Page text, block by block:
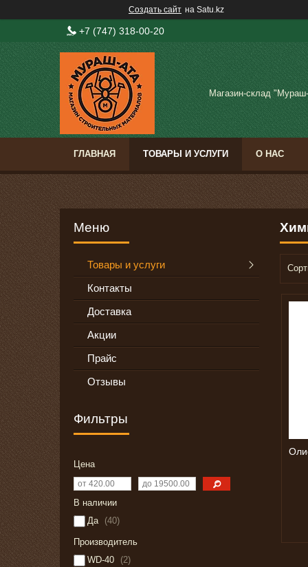
Создать сайт на Satu.kz
+7 (747) 318-00-20
Магазин-склад
ГЛАВНАЯ ТОВАРЫ И УСЛУГИ О НАС
Товары и услуги
Контакты
Доставка
Акции
Прайс
Отзывы
Фильтры
Цена
В наличии
Да
40
Производитель
WD-40
2